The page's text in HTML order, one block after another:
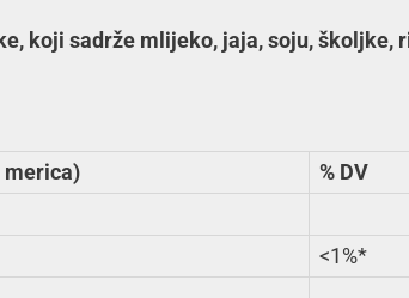
koji sadrže mlijeko, jaja, soju, školjke,
merica)
% DV
<1%*